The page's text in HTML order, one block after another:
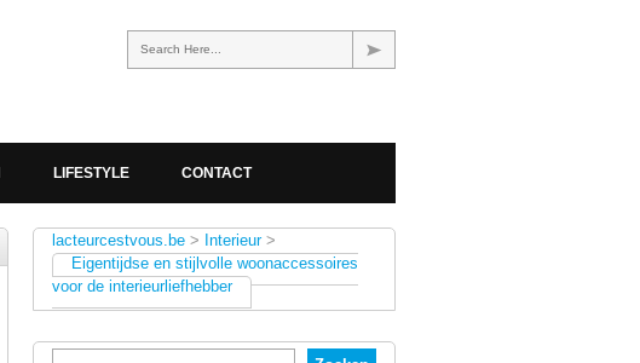
Search Here...
LIFESTYLE CONTACT
lacteurcestvous.be > Interieur>
Eigentijdse en stijlvolle woonaccessoires
voor de interieurliefhebber